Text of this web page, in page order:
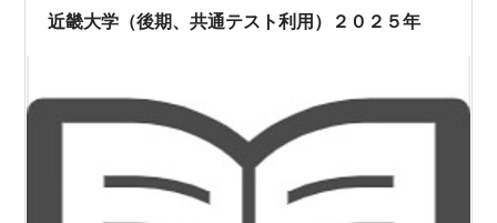
経済学科
近畿大学（後期、共通テスト利用）２０２５年